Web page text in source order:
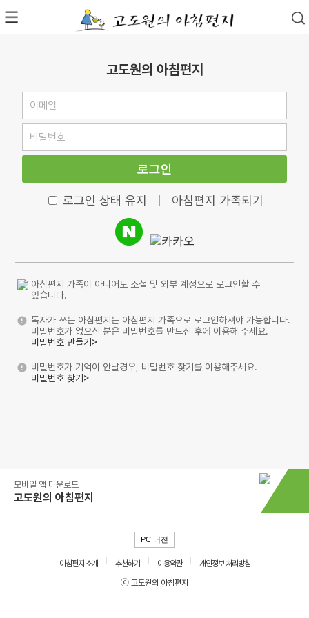
고도원의 아침편지
로그인
로그인 상태 유지 아침편지 가족되기
아침편지 가족이 아니어도 소셜 및 외부 계정으로 로그인할 수
있습니다.
독자가 쓰는 아침편지는 아침편지 가족으로 로그인하셔야 가능합니다.
비밀번호가 없으신 분은 비밀번호를 만드신 후에 이용해 주세요.
비밀번호 만들기>
비밀번호가 기억이 안날경우, 비밀번호 찾기를 이용해주세요.
비밀번호 찾기>
모바일 앱 다운로드
고도원의 아침편지
PC 버전
아침편지 소개 추천하기 이용약관
개인정보 처리방침
ⓒ 고도원의 아침편지